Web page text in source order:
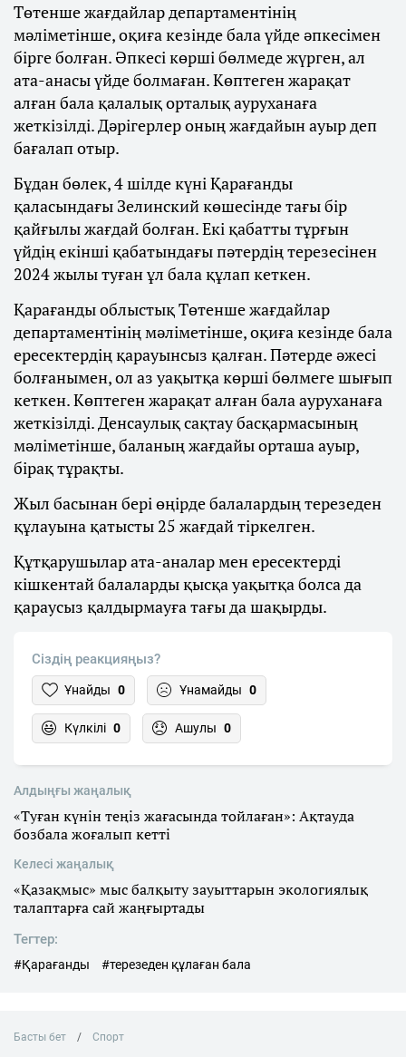
Төтенше жағдайлар департаментінің
мәліметінше, оқиға кезінде бала үйде әпкесімен
бірге болған. Әпкесі көрші бөлмеде жүрген, ал
ата-анасы үйде болмаған. Көптеген жарақат
алған бала қалалық орталық ауруханаға
жеткізілді. Дәрігерлер оның жағдайын ауыр деп
бағалап отыр.
Бұдан бөлек, 4 шілде күні Қарағанды
қаласындағы Зелинский көшесінде тағы бір
қайғылы жағдай болған. Екі қабатты тұрғын
үйдің екінші қабатындағы пәтердің терезесінен
2024 жылы туған ұл бала құлап кеткен.
Қарағанды облыстық Төтенше жағдайлар
департаментінің мәліметінше, оқиға кезінде бала
ересектердің қарауынсыз қалған. Пәтерде әжесі
болғанымен, ол аз уақытқа көрші бөлмеге шығып
кеткен. Көптеген жарақат алған бала ауруханаға
жеткізілді. Денсаулық сақтау басқармасының
мәліметінше, баланың жағдайы орташа ауыр,
бірақ тұрақты.
Жыл басынан бері өңірде балалардың терезеден
құлауына қатысты 25 жағдай тіркелген.
Құтқарушылар ата-аналар мен ересектерді
кішкентай балаларды қысқа уақытқа болса да
қараусыз қалдырмауға тағы да шақырды.
Сіздің реакцияңыз?
Ұнайды 0 Ұнамайды 0
Күлкілі 0 Ашулы 0
Алдыңғы жаңалық
«Туған күнін теңіз жағасында тойлаған»: Ақтауда
бозбала жоғалып кетті
Келесі жаңалық
«Қазақмыс» мыс балқыту зауыттарын экологиялық
талаптарға сай жаңғыртады
Тегтер:
#Қарағанды #терезеден құлаған бала
Басты бет Спорт